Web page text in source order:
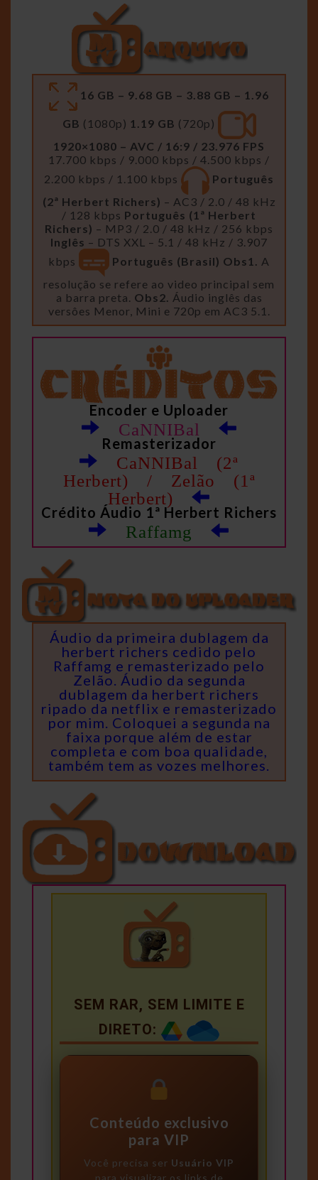
16 GB – 9.68 GB – 3.88 GB – 1.96
GB (1080p) 1.19 GB (720p)
1920×1080 – AVC / 16:9 / 23.976 FPS
17.700 kbps / 9.000 kbps / 4.500 kbps /
2.200 kbps / 1.100 kbps
Português
(2ª Herbert Richers) – AC3 / 2.0 / 48 kHz
/ 128 kbps Português (1ª Herbert
Richers) – MP3 / 2.0 / 48 kHz / 256 kbps
Inglês – DTS XXL – 5.1 / 48 kHz / 3.907
kbps
Português (Brasil) Obs1.
A
resolução se refere ao video principal sem
a barra preta. Obs2. Áudio inglês das
versôes Menor, Mini e 720p em AC3 5.1.
Encoder e Uploader
CaNNIBal
Remasterizador
CaNNIBal (2ª
Herbert) / Zelão (1ª
Herbert)
Crédito Áudio 1ª Herbert Richers
Raffamg
Áudio da primeira dublagem da
herbert richers cedido pelo
Raffamg e remasterizado pelo
Zelão. Áudio da segunda
dublagem da herbert richers
ripado da netflix e remasterizado
por mim. Coloquei a segunda na
faixa porque além de estar
completa e com boa qualidade,
também tem as vozes melhores.
SEM RAR, SEM LIMITE E
DIRETO:
Conteúdo exclusivo
para VIP
Você precisa ser Usuário VIP
para visualizar os links de